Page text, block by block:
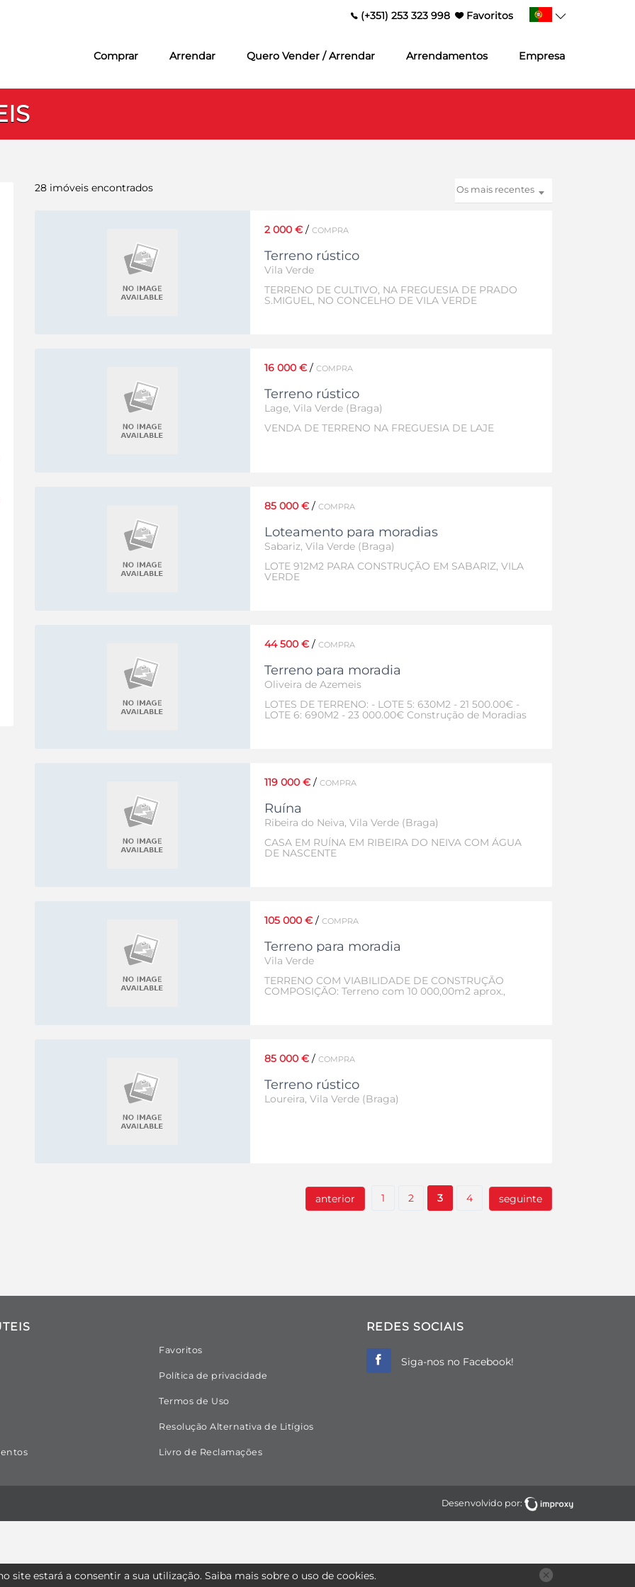
site estará a consentir a sua utilização. Saiba mais sobre o uso de cookies.
Favoritos
(+351) 253 323 998
Comprar Arrendar Quero Vender / Arrendar Arrendamentos Empresa
28 imóveis encontrados Os mais recentes
2 000 € /COMPRA
Terreno rústico
Vila Verde
TERRENO DE CULTIVO, NA FREGUESIA DE PRADO
S.MIGUEL, NO CONCELHO DE VILA VERDE
16 000 € /COMPRA
Terreno rústico
Lage, Vila Verde (Braga)
VENDA DE TERRENO NA FREGUESIA DE LAJE
85 000 € /COMPRA
Loteamento para moradias
Sabariz, Vila Verde (Braga)
LOTE 912M2 PARA CONSTRUÇÃO EM SABARIZ, VILA
VERDE
44 500 € /COMPRA
Terreno para moradia
Oliveira de Azemeis
LOTES DE TERRENO: - LOTE 5: 630M2 - 21 500.00€ -
LOTE 6: 690M2 - 23 000.00€ Construção de Moradias
119 000 € /COMPRA
Ruína
Ribeira do Neiva, Vila Verde (Braga)
CASA EM RUÍNA EM RIBEIRA DO NEIVA COM ÁGUA
DE NASCENTE
105 000 € /COMPRA
Terreno para moradia
Vila Verde
TERRENO COM VIABILIDADE DE CONSTRUÇÃO
COMPOSIÇÃO: Terreno com 10 000,00m2 aprox.,
85 000 € /COMPRA
Terreno rústico
Loureira, Vila Verde (Braga)
anterior 1 2 3 4 seguinte
Favoritos
Política de privacidade
Termos de Uso
Resolução Alternativa de Litígios
Livro de Reclamações
REDES SOCIAIS
Siga-nos no Facebook!
Desenvolvido por: